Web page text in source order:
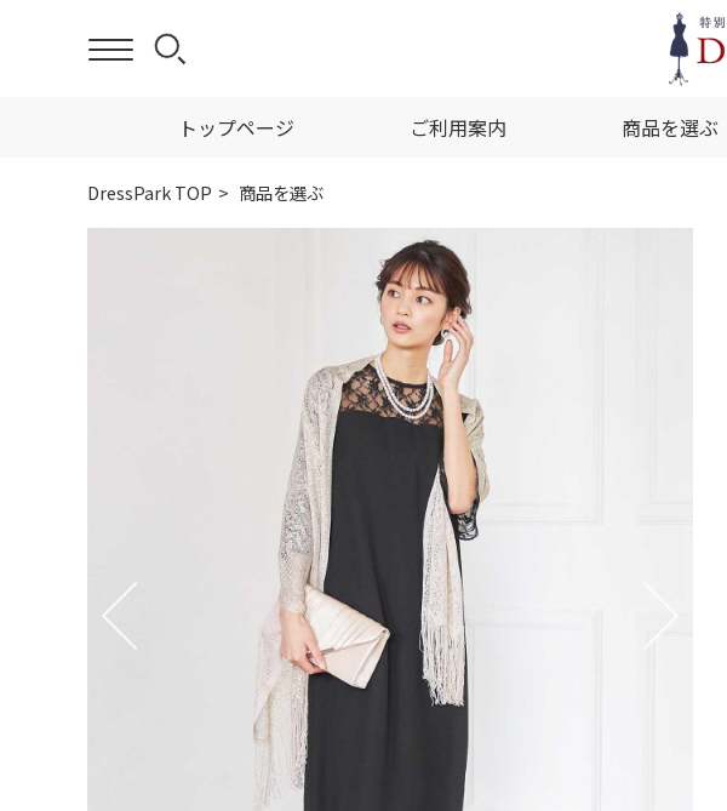
トップページ ご利用案内 商品を選ぶ
DressPark TOP 商品を選ぶ